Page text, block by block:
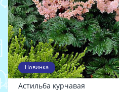
Новинка
Астильба курчавая